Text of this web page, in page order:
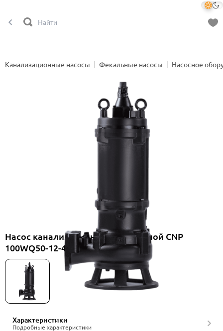
Канализационные насосы Фекальные насосы Насосное
Насос канализационный погружной CNP
100WQ50-12-4EF(I)
Характеристики
Подробные характеристики